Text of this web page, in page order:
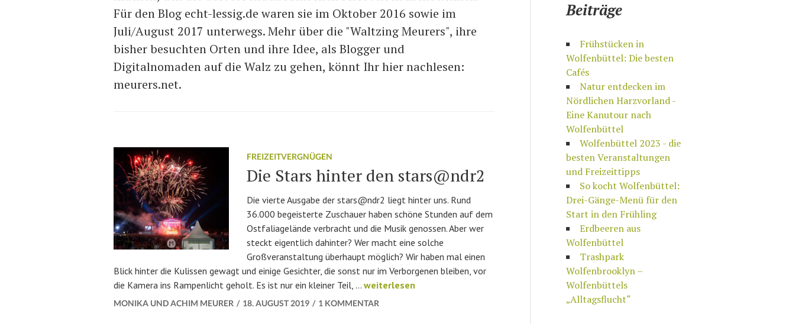
Für den Blog echt-lessig.de waren sie im Oktober 2016 sowie im
Juli/August 2017 unterwegs. Mehr über die "Waltzing Meurers", ihre
bisher besuchten Orten und ihre Idee, als Blogger und
Digitalnomaden auf die Walz zu gehen, könnt Ihr hier nachlesen:
meurers.net.
FREIZEITVERGNÜGEN
Die Stars hinter den stars@ndr2
Die vierte Ausgabe der stars@ndr2 liegt hinter uns. Rund
36.000 begeisterte Zuschauer haben schöne Stunden auf dem
Ostfaliagelände verbracht und die Musik genossen. Aber wer
steckt eigentlich dahinter? Wer macht eine solche
Großveranstaltung überhaupt möglich? Wir haben mal einen
Blick hinter die Kulissen gewagt und einige Gesichter, die sonst nur im Verborgenen bleiben, vor
die Kamera ins Rampenlicht geholt. Es ist nur ein kleiner Teil, … Die Stars hinter den stars@ndr2
weiterlesen
MONIKA UND ACHIM MEURER 18. AUGUST 2019 1 KOMMENTAR
Beiträge
Frühstücken in
Wolfenbüttel: Die besten
Cafés
Natur entdecken im
Nördlichen Harzvorland -
Eine Kanutour nach
Wolfenbüttel
Wolfenbüttel 2023 - die
besten Veranstaltungen
und Freizeittipps
So kocht Wolfenbüttel:
Drei-Gänge-Menü für den
Start in den Frühling
Erdbeeren aus
Wolfenbüttel
Trashpark
Wolfenbrooklyn –
Wolfenbüttels
„Alltagsflucht“